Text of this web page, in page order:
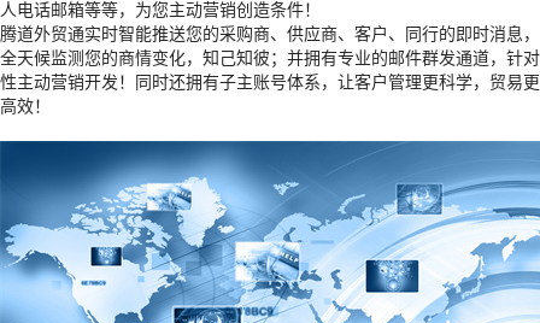
人电话邮箱等等，为您主动营销创造条件！
腾道外贸通实时智能推送您的采购商、供应商、客户、同行的即时消息，
全天候监测您的商情变化，知己知彼；并拥有专业的邮件群发通道，针对
性主动营销开发！同时还拥有子主账号体系，让客户管理更科学，贸易更
高效！